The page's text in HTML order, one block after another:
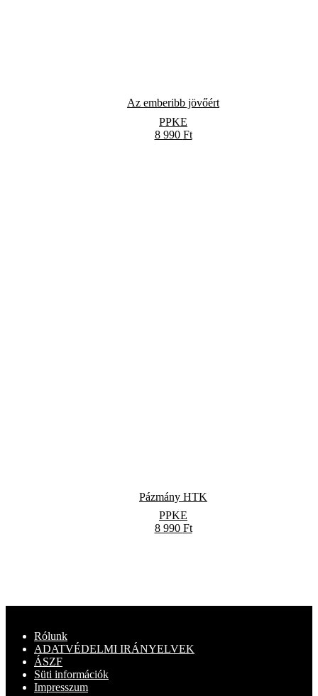
Az emberibb jövőért
PPKE
8 990 Ft
Pázmány HTK
PPKE
8 990 Ft
Rólunk
ADATVÉDELMI IRÁNYELVEK
ÁSZF
Süti információk
Impresszum